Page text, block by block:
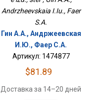
Andrzheevskaia I.Iu., Faer
S.A.
Гин А.А., Андржеевская
И.Ю., Фаер С.А.
Артикул: 1474877
$81.89
Доставка за 14–20 дней